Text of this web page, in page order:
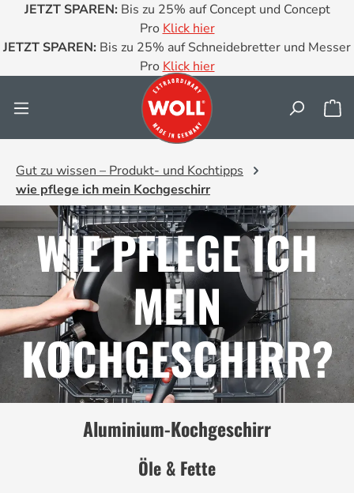
Zum Hauptinhalt springen
JETZT SPAREN: Bis zu 25% auf Concept und Concept
Pro Klick hier
JETZT SPAREN: Bis zu 25% auf Schneidebretter und Messer
Pro Klick hier
Gut zu wissen – Produkt- und Kochtipps
wie pflege ich mein Kochgeschirr
WIE PFLEGE ICH
MEIN
KOCHGESCHIRR?
Aluminium-Kochgeschirr
Öle & Fette